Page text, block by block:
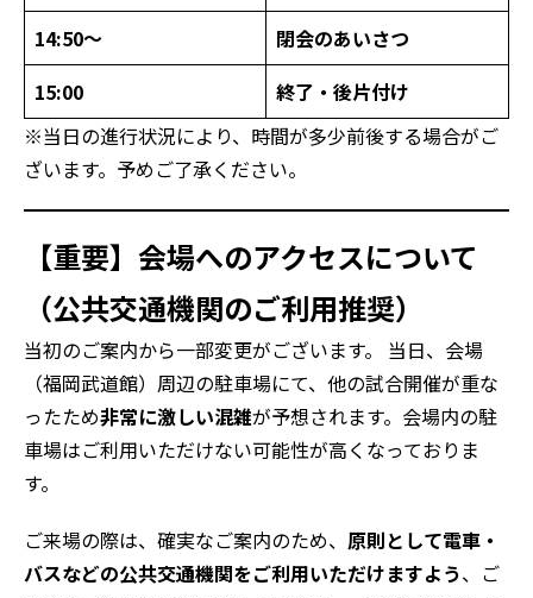
14:50〜
閉会のあいさつ
15:00
終了・後片付け
※当日の進行状況により、時間が多少前後する場合がご
ざいます。予めご了承ください。
【重要】会場へのアクセスについて
（公共交通機関のご利用推奨）
当初のご案内から一部変更がございます。 当日、会場
（福岡武道館）周辺の駐車場にて、他の試合開催が重な
ったため非常に激しい混雑が予想されます。会場内の駐
車場はご利用いただけない可能性が高くなっておりま
す。
ご来場の際は、確実なご案内のため、 原則として電車・
バスなどの公共交通機関をご利用いただけますよう、ご